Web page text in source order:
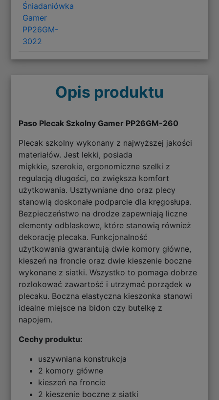
Śniadaniówka
Gamer
PP26GM-
3022
Opis produktu
Paso Plecak Szkolny Gamer PP26GM-260
Plecak szkolny wykonany z najwyższej jakości
materiałów. Jest lekki, posiada
miękkie, szerokie, ergonomiczne szelki z
regulacją długości, co zwiększa komfort
użytkowania. Usztywniane dno oraz plecy
stanowią doskonałe podparcie dla kręgosłupa.
Bezpieczeństwo na drodze zapewniają liczne
elementy odblaskowe, które stanowią również
dekorację plecaka. Funkcjonalność
użytkowania gwarantują dwie komory główne,
kieszeń na froncie oraz dwie kieszenie boczne
wykonane z siatki. Wszystko to pomaga dobrze
rozlokować zawartość i utrzymać porządek w
plecaku. Boczna elastyczna kieszonka stanowi
idealne miejsce na bidon czy butelkę z
napojem.
Cechy produktu:
uszywniana konstrukcja
2 komory główne
kieszeń na froncie
2 kieszenie boczne z siatki